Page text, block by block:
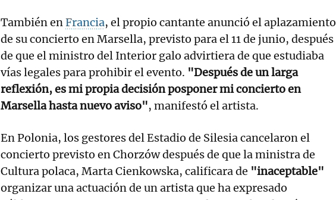
También enFrancia, el propio cantante anunció el aplazamiento
de su concierto en Marsella, previsto para el 11 de junio, después
de que el ministro del Interior galo advirtiera de que estudiaba
vías legales para prohibir el evento. "Después de un larga
reflexión, es mi propia decisión posponer mi concierto en
Marsella hasta nuevo aviso", manifestó el artista.
En Polonia, los gestores del Estadio de Silesia cancelaron el
concierto previsto en Chorzów después de que la ministra de
Cultura polaca, Marta Cienkowska, calificara de "inaceptable"
organizar una actuación de un artista que ha expresado